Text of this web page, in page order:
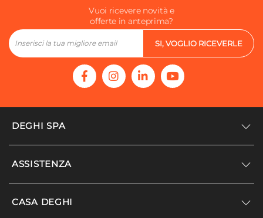
Vuoi ricevere novità e
offerte in anteprima?
SI, VOGLIO RICEVERLE
DEGHI SPA
Accedi/Registrati
ASSISTENZA
Supporto
CASA DEGHI